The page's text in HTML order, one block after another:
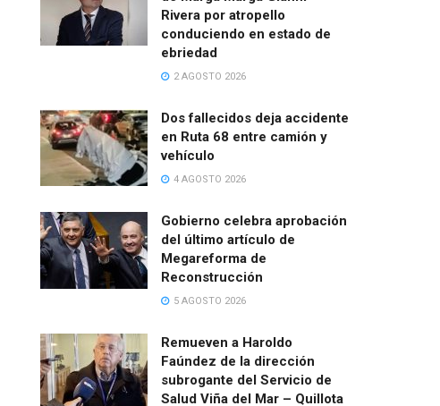
Rivera por atropello
conduciendo en estado de
ebriedad
2 AGOSTO 2026
Dos fallecidos deja accidente
en Ruta 68 entre camión y
vehículo
4 AGOSTO 2026
Gobierno celebra aprobación
del último artículo de
Megareforma de
Reconstrucción
5 AGOSTO 2026
Remueven a Haroldo
Faúndez de la dirección
subrogante del Servicio de
Salud Viña del Mar – Quillota